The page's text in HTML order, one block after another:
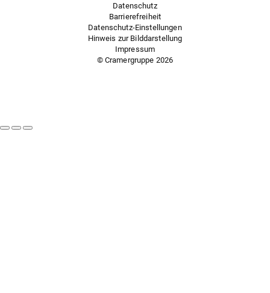
Datenschutz
Barrierefreiheit
Datenschutz-Einstellungen
Hinweis zur Bilddarstellung
Impressum
© Cramergruppe 2026